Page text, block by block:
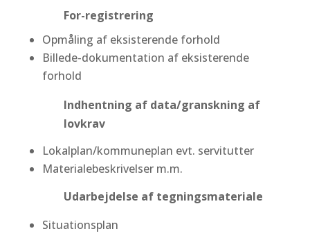
For-registrering
Opmåling af eksisterende forhold
Billede-dokumentation af eksisterende
forhold
Indhentning af data/granskning af
lovkrav
Lokalplan/kommuneplan evt. servitutter
Materialebeskrivelser m.m.
Udarbejdelse af tegningsmateriale
Situationsplan